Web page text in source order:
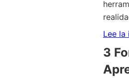
Lee la
3